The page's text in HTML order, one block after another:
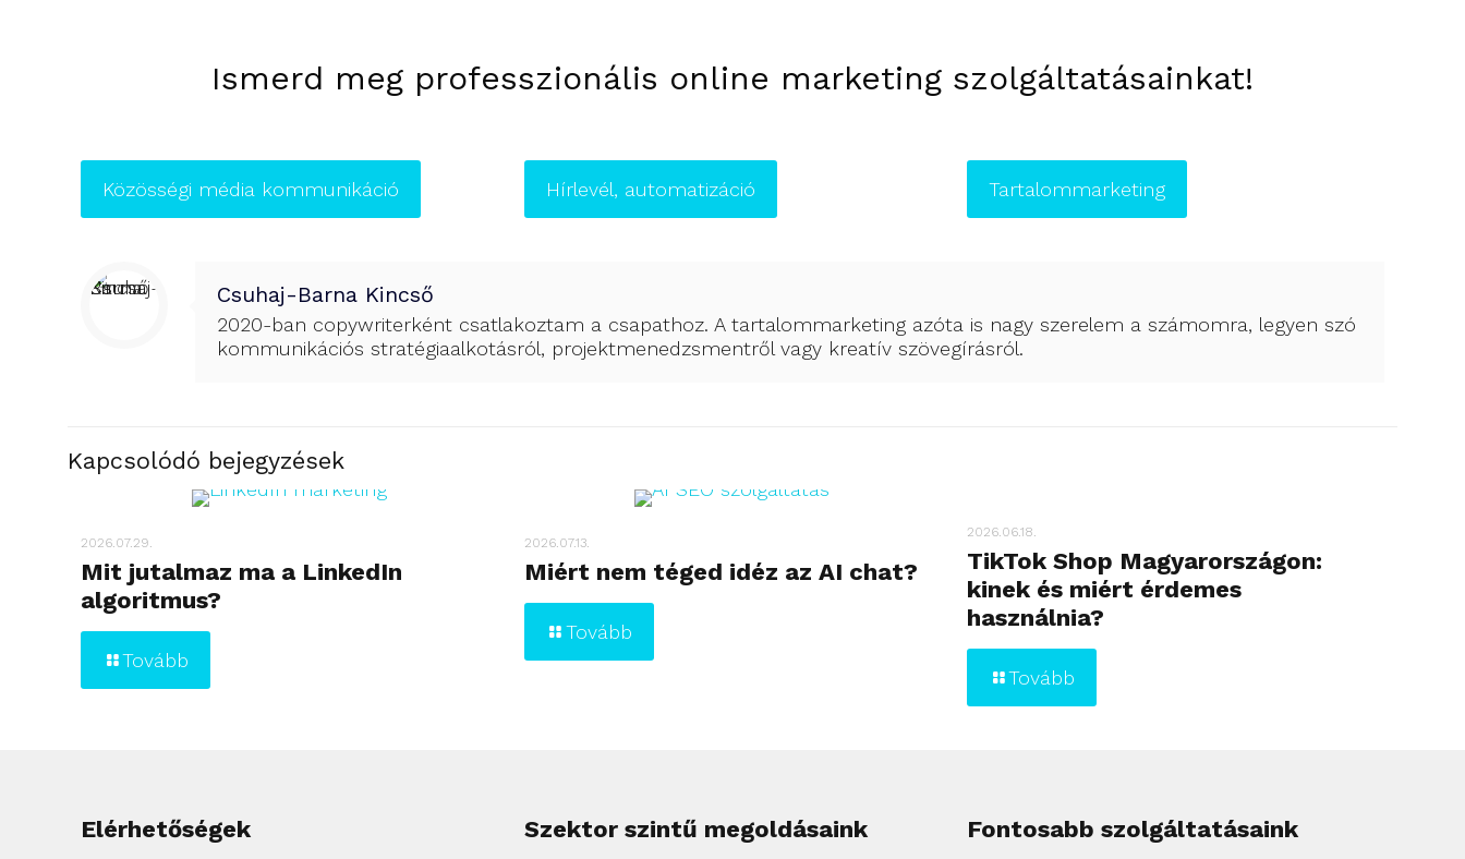
Ismerd meg professzionális online marketing szolgáltatásainkat!
Közösségi média kommunikáció Hírlevél, automatizáció Tartalommarketing
Csuhaj-Barna Kincső
2020-ban copywriterként csatlakoztam a csapathoz. A tartalommarketing azóta is nagy szerelem a számomra, legyen szó
kommunikációs stratégiaalkotásról, projektmenedzsmentről vagy kreatív szövegírásról.
Kapcsolódó bejegyzések
2026.07.29.
Mit jutalmaz ma a LinkedIn
algoritmus?
Tovább
2026.07.13.
Miért nem téged idéz az AI chat?
Tovább
2026.06.18.
TikTok Shop Magyarországon:
kinek és miért érdemes
használnia?
Tovább
Elérhetőségek Szektor szintű megoldásaink Fontosabb szolgáltatásaink